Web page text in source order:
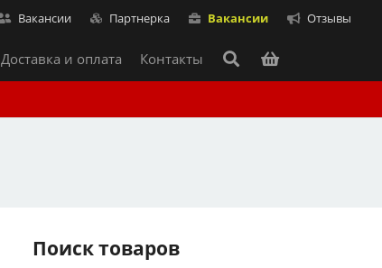
Вакансии Партнерка Вакансии Отзывы
Доставка и оплата Контакты
Поиск товаров